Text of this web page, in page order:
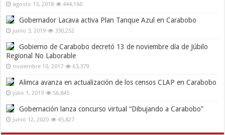
agosto 13, 2018 444,160
Gobernador Lacava activa Plan Tanque Azul en Carabobo
junio 3, 2019 330,252
Gobierno de Carabobo decretó 13 de noviembre día de Júbilo
Regional No Laborable
noviembre 10, 2017 63,379
Alimca avanza en actualización de los censos CLAP en Carabobo
julio 1, 2019 56,845
Gobernación lanza concurso virtual “Dibujando a Carabobo”
junio 12, 2020 45,827